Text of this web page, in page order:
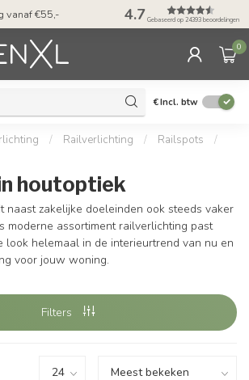
vanaf €55,- 50 dagen
met Klarna
4.7 Gebaseerd op 24393 beoordelingen
0
€Incl. btw
/ Railverlichting / Railspots
/
houtoptiek
naast zakelijke doeleinden ook steeds vaker
moderne assortiment railverlichting past
look helemaal in de interieurtrend van nu en
voor jouw woning.
Filters